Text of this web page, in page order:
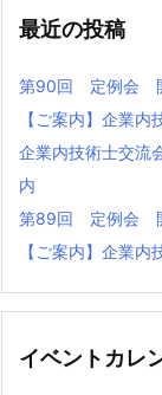
最近の投稿
第90回 定例会
【ご案内】企業内
企業内技術士交流
内
第89回 定例会
【ご案内】企業内
イベントカレ